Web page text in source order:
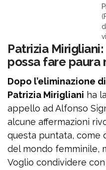
Patrizia
possa fare paura
Dopo l’eliminazione
Patrizia Mirigliani ha
appello ad Alfonso
alcune affermazioni
questa puntata, come
del mondo femminile,
Voglio condividere